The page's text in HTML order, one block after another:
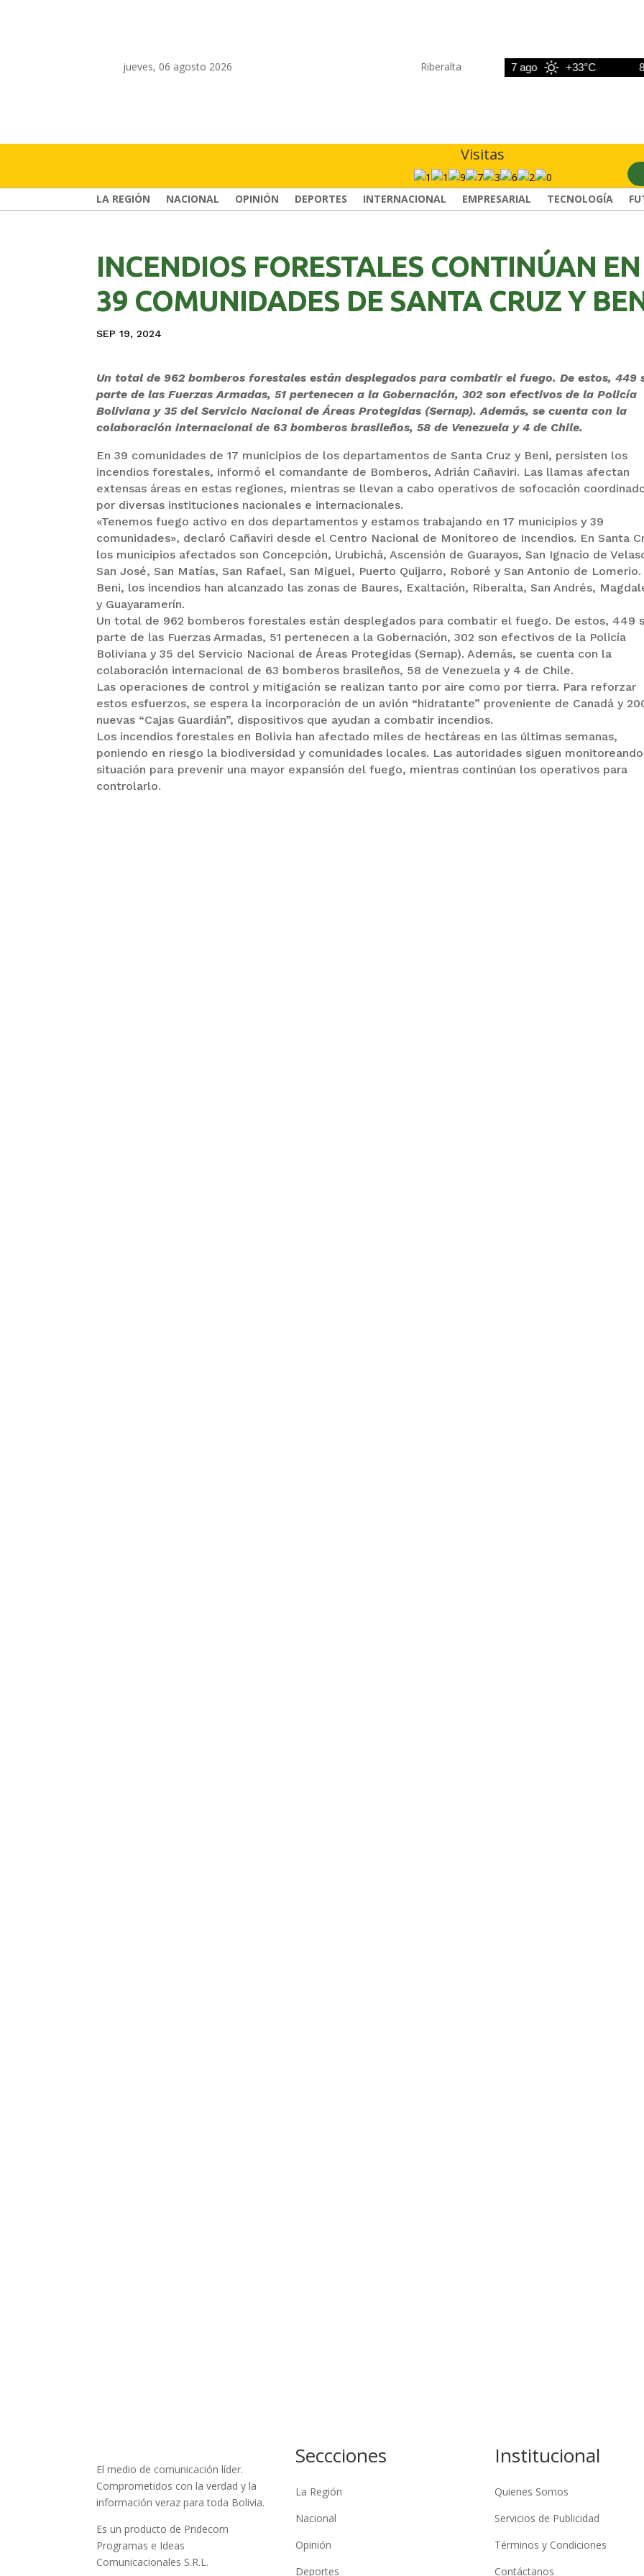
jueves, 06 agosto 2026 Riberalta
+33°C 7 ago +33°C 8 ago
Visitas
LA REGIÓN NACIONAL OPINIÓN DEPORTES INTERNACIONAL EMPRESARIAL TECNOLOGÍA
INCENDIOS FORESTALES CONTINÚAN EN
39 COMUNIDADES DE SANTA CRUZ Y
SEP 19, 2024
Un total de 962 bomberos forestales están desplegados para combatir el fuego. De estos, 449
parte de las Fuerzas Armadas, 51 pertenecen a la Gobernación, 302 son efectivos de la Policía
Boliviana y 35 del Servicio Nacional de Áreas Protegidas (Sernap). Además, se cuenta con la
colaboración internacional de 63 bomberos brasileños, 58 de Venezuela y 4 de Chile.
En 39 comunidades de 17 municipios de los departamentos de Santa Cruz y Beni, persisten los
incendios forestales, informó el comandante de Bomberos, Adrián Cañaviri. Las llamas afectan
extensas áreas en estas regiones, mientras se llevan a cabo operativos de sofocación
por diversas instituciones nacionales e internacionales.
«Tenemos fuego activo en dos departamentos y estamos trabajando en 17 municipios y 39
comunidades», declaró Cañaviri desde el Centro Nacional de Monitoreo de Incendios. En Santa
los municipios afectados son Concepción, Urubichá, Ascensión de Guarayos, San Ignacio de
San José, San Matías, San Rafael, San Miguel, Puerto Quijarro, Roboré y San Antonio de Lomerio.
Beni, los incendios han alcanzado las zonas de Baures, Exaltación, Riberalta, San Andrés,
y Guayaramerín.
Un total de 962 bomberos forestales están desplegados para combatir el fuego. De estos, 449
parte de las Fuerzas Armadas, 51 pertenecen a la Gobernación, 302 son efectivos de la Policía
Boliviana y 35 del Servicio Nacional de Áreas Protegidas (Sernap). Además, se cuenta con la
colaboración internacional de 63 bomberos brasileños, 58 de Venezuela y 4 de Chile.
Las operaciones de control y mitigación se realizan tanto por aire como por tierra. Para reforzar
estos esfuerzos, se espera la incorporación de un avión “hidratante” proveniente de Canadá y
nuevas “Cajas Guardián”, dispositivos que ayudan a combatir incendios.
Los incendios forestales en Bolivia han afectado miles de hectáreas en las últimas semanas,
poniendo en riesgo la biodiversidad y comunidades locales. Las autoridades siguen
situación para prevenir una mayor expansión del fuego, mientras continúan los operativos para
controlarlo.
El medio de comunicación líder.
Comprometidos con la verdad y la
información veraz para toda Bolivia.
Es un producto de Pridecom
Programas e Ideas
Comunicacionales S.R.L.
Seccciones
La Región
Nacional
Opinión
Deportes
Institucional
Quienes Somos
Servicios de Publicidad
Términos y Condiciones
Contáctanos